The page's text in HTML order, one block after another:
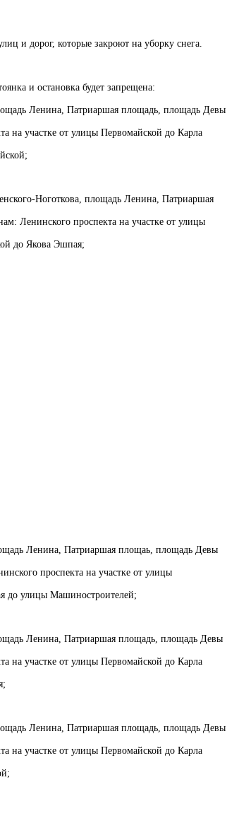
и дорог, которые закроют на уборку снега.
и остановка будет запрещена:
Ленина, Патриаршая площадь, площадь Девы
на участке от улицы Первомайской до Карла
Ноготкова, площадь Ленина, Патриаршая
Ленинского проспекта на участке от улицы
до Якова Эшпая;
Ленина, Патриаршая площаь, площадь Девы
проспекта на участке от улицы
до улицы Машиностроителей;
Ленина, Патриаршая площадь, площадь Девы
на участке от улицы Первомайской до Карла
Ленина, Патриаршая площадь, площадь Девы
на участке от улицы Первомайской до Карла